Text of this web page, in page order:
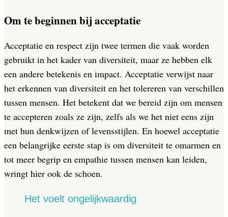
Om te beginnen bij acceptatie
Acceptatie en respect zijn twee termen die vaak worden
gebruikt in het kader van diversiteit, maar ze hebben elk
een andere betekenis en impact. Acceptatie verwijst naar
het erkennen van diversiteit en het tolereren van verschillen
tussen mensen. Het betekent dat we bereid zijn om mensen
te accepteren zoals ze zijn, zelfs als we het niet eens zijn
met hun denkwijzen of levensstijlen. En hoewel acceptatie
een belangrijke eerste stap is om diversiteit te omarmen en
tot meer begrip en empathie tussen mensen kan leiden,
wringt hier ook de schoen.
Het voelt ongelijkwaardig